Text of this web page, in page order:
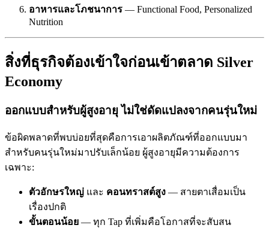
อาหารและโภชนาการ — Functional Food, Personalized
Nutrition
สิ่งที่ธุรกิจต้องเข้าใจก่อนเข้าตลาด Silver
Economy
ออกแบบสำหรับผู้สูงอายุ ไม่ใช่ดัดแปลงจากคนรุ่นใหม่
ข้อผิดพลาดที่พบบ่อยที่สุดคือการเอาผลิตภัณฑ์ที่ออกแบบมา
สำหรับคนรุ่นใหม่มาปรับเล็กน้อย ผู้สูงอายุมีความต้องการ
เฉพาะ:
ตัวอักษรใหญ่ และ คอนทราสต์สูง — สายตาเสื่อมเป็น
เรื่องปกติ
ขั้นตอนน้อย — ทุก Tap ที่เพิ่มคือโอกาสที่จะสับสน